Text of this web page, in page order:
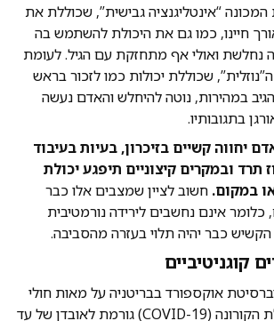
המכונה “אינטליגנציה גבישית”, שכוללת את
חיינו, כמו גם את היכולת להשתמש בה
נחלשת ואולי אף מתחזקת עם הגיל. לעומת
שכוללת יכולות כמו לזכור בראש
במהירות, נוטה להיחלש והאדם נעשה
בתגובותיו.
יחווה קשיים בזיכרון, בעיות בעיבוד
תרד ובמקרים קיצוניים תיפגע יכולת
במקום. חשוב לציין שמצבים אלו כבר
כלומר אינם נחשבים לירידה נורמטיבית
הקשיש כבר יהיה תלוי בעזרה מהסביבה.
קוגניטיביים
אוקספורד בבריטניה על מאות חולי
קורונה מצא, שמחלת הקורונה (COVID-19) גורמת לאובדן של עד